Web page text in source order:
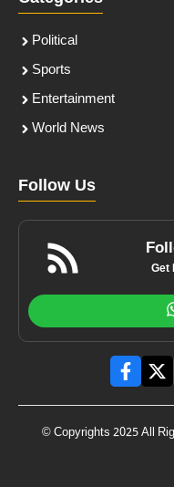
Political
Sports
Entertainment
World News
Follow Us
Get
© Copyrights 2025 All